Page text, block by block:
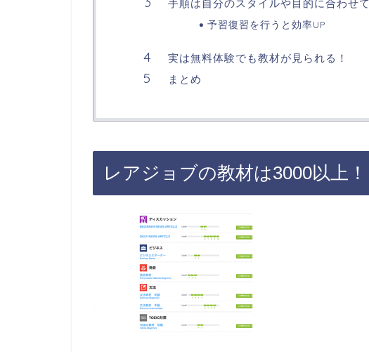
手順は自分のスタイルや目的に合わせて
予習復習を行うと効率UP
実は無料体験でも教材が見られる！
まとめ
レアジョブの教材は3000以上！